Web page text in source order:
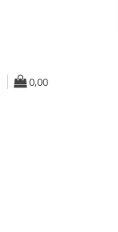
0,00